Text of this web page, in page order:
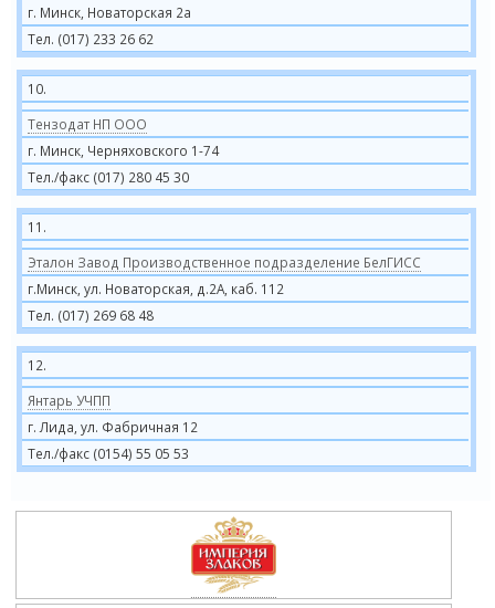
г. Минск, Новаторская 2а
Тел. (017) 233 26 62
10.
Тензодат НП ООО
г. Минск, Черняховского 1-74
Тел./факс (017) 280 45 30
11.
Эталон Завод Производственное подразделение БелГИСС
г.Минск, ул. Новаторская, д.2А, каб. 112
Тел. (017) 269 68 48
12.
Янтарь УЧПП
г. Лида, ул. Фабричная 12
Тел./факс (0154) 55 05 53